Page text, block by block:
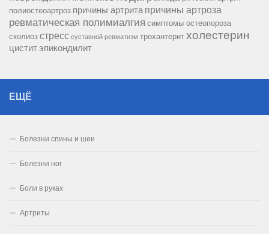
полиостеоартроз причины артрита причины артроза
ревматическая полимиалгия симптомы остеопороза
сколиоз стресс суставной ревматизм трохантерит холестерин
циститэпикондилит
ЕЩЁ
Болезни спины и шеи
Болезни ног
Боли в руках
Артриты